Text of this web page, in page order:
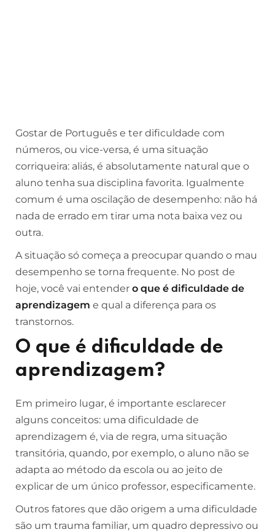
Gostar de Português e ter dificuldade com
números, ou vice-versa, é uma situação
corriqueira: aliás, é absolutamente natural que o
aluno tenha sua disciplina favorita. Igualmente
comum é uma oscilação de desempenho: não há
nada de errado em tirar uma nota baixa vez ou
outra.
A situação só começa a preocupar quando o mau
desempenho se torna frequente. No post de
hoje, você vai entender o que é dificuldade de
aprendizagem e qual a diferença para os
transtornos.
O que é dificuldade de
aprendizagem?
Em primeiro lugar, é importante esclarecer
alguns conceitos: uma dificuldade de
aprendizagem é, via de regra, uma situação
transitória, quando, por exemplo, o aluno não se
adapta ao método da escola ou ao jeito de
explicar de um único professor, especificamente.
Outros fatores que dão origem a uma dificuldade
são um trauma familiar, um quadro depressivo ou